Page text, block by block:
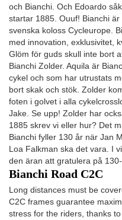
och Bianchi. Och Edoardo
startar 1885. Ouuf! Bianchi
svenska koloss Cycleurope.
med innovation, exklusivitet,
Glöm för guds skull inte bort
Bianchi Zolder. Aquila är
cykel och som har utrustats
bort skak och stök. Zolder
foten i golvet i alla
Jake. Se upp! Zolder har
1885 skrev vi eller hur? Det
Bianchi fyller 130 år när Jan
Loa Falkman ska det vara. I
den äran att gratulera på
Bianchi Road C2C
Long distances must be
C2C frames guarantee
stress for the riders, thanks